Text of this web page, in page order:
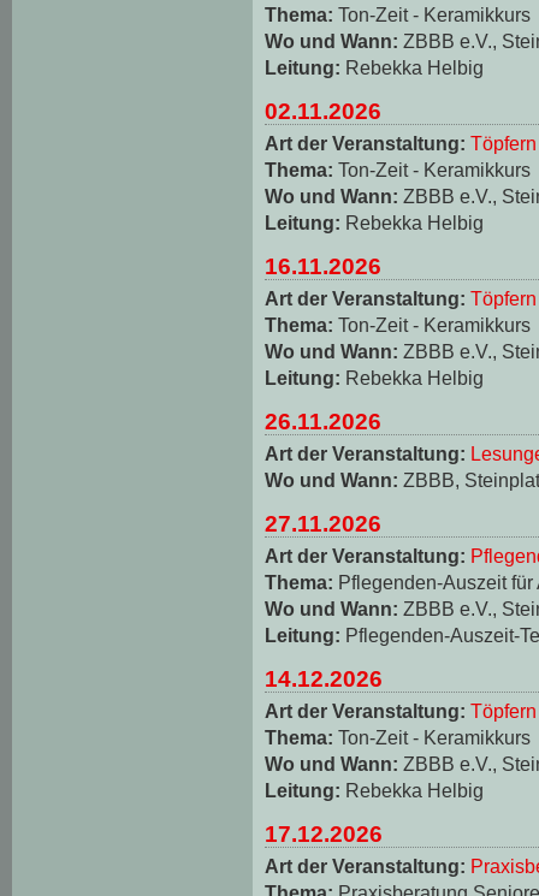
Thema: Ton-Zeit - Keramikkurs
Wo und Wann: ZBBB e.V.,
Leitung: Rebekka Helbig
02.11.2026
Art der Veranstaltung: Töpfern
Thema: Ton-Zeit - Keramikkurs
Wo und Wann: ZBBB e.V.,
Leitung: Rebekka Helbig
16.11.2026
Art der Veranstaltung: Töpfern
Thema: Ton-Zeit - Keramikkurs
Wo und Wann: ZBBB e.V.,
Leitung: Rebekka Helbig
26.11.2026
Art der Veranstaltung:
Wo und Wann: ZBBB,
27.11.2026
Art der Veranstaltung:
Thema: Pflegenden-Auszeit
Wo und Wann: ZBBB e.V.,
Leitung: Pflegenden-Auszeit-
14.12.2026
Art der Veranstaltung: Töpfern
Thema: Ton-Zeit - Keramikkurs
Wo und Wann: ZBBB e.V.,
Leitung: Rebekka Helbig
17.12.2026
Art der Veranstaltung: